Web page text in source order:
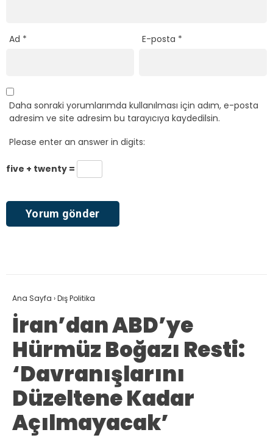
Ad * E-posta *
Daha sonraki yorumlarımda kullanılması için adım, e-posta
adresim ve site adresim bu tarayıcıya kaydedilsin.
Please enter an answer in digits:
five + twenty =
Ana Sayfa ›Dış Politika
İran’dan ABD’ye
Hürmüz Boğazı Resti:
‘Davranışlarını
Düzeltene Kadar
Açılmayacak’